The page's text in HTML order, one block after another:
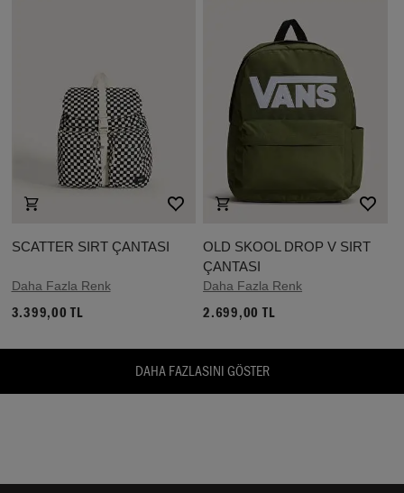
SCATTER SIRT ÇANTASI
Daha Fazla Renk
3.399,00 TL
OLD SKOOL DROP V SIRT
ÇANTASI
Daha Fazla Renk
2.699,00 TL
DAHA FAZLASINI GÖSTER